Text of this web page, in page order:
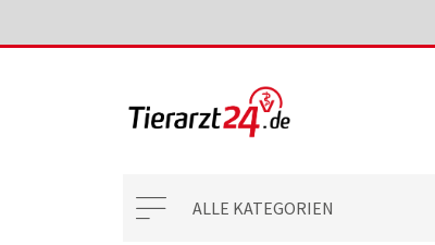
ALLE KATEGORIEN